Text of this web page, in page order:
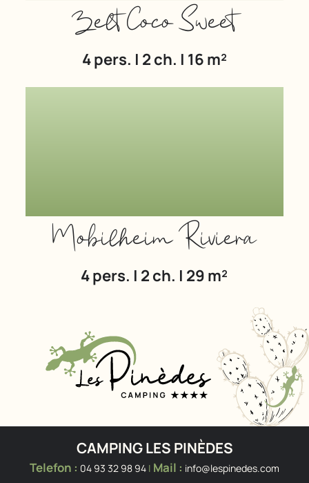
Zelt Coco Sweet
4 pers. | 2 ch. | 16 m²
Mobilheim Riviera
4 pers. | 2 ch. | 29 m²
CAMPING LES PINÈDES
Telefon : 04 93 32 98 94 | Mail : info@lespinedes.com